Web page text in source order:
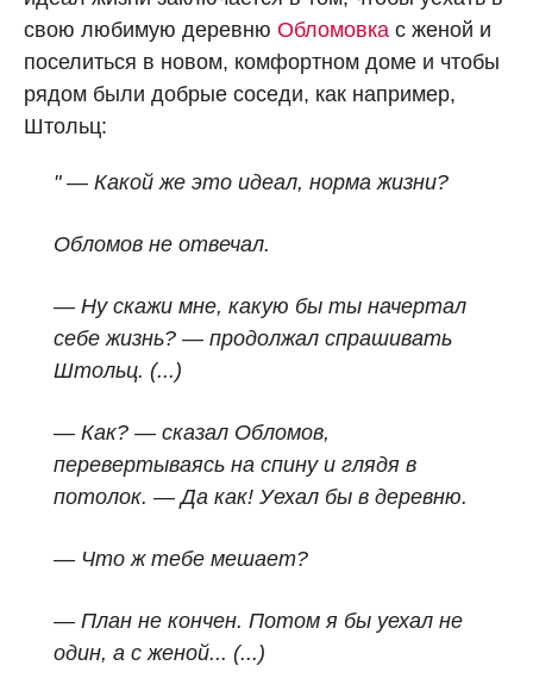
свою любимую деревню Обломовка с женой и
поселиться в новом, комфортном доме и чтобы
рядом были добрые соседи, как например,
Штольц:
" — Какой же это идеал, норма жизни?
Обломов не отвечал.
— Ну скажи мне, какую бы ты начертал
себе жизнь? — продолжал спрашивать
Штольц. (...)
— Как? — сказал Обломов,
перевертываясь на спину и глядя в
потолок. — Да как! Уехал бы в деревню.
— Что ж тебе мешает?
— План не кончен. Потом я бы уехал не
один, а с женой... (...)